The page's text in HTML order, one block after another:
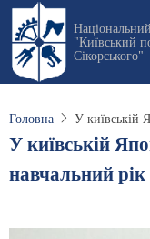
Перейти
основного
вмісту
"Київський
Сікорського"
Головна У київській
У київській
навчальний рік